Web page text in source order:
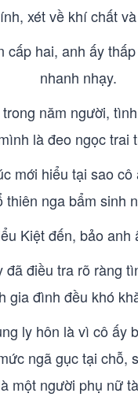
xét về khí chất
hai, anh ấy
nhanh nhạy.
năm người,
là đeo ngọc trai
mới hiểu tại sao
nga bẩm sinh
Kiệt đến, bảo
điều tra rõ ràng
gia đình đều khó
ly hôn là vì cô ấy
ngã gục tại
một người phụ nữ